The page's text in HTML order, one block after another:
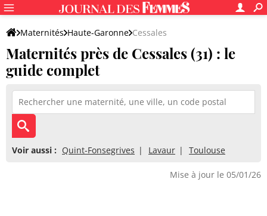
Maternités Haute-Garonne Cessales
Maternités près de Cessales (31) : le
guide complet
Voir aussi : Quint-Fonsegrives Lavaur Toulouse
Mise à jour le 05/01/26